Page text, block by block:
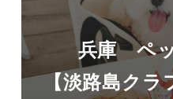
兵庫 ペ
【淡路島クラ